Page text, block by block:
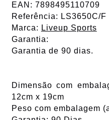
EAN: 7898495110709
Referência: LS3650C/F
Marca: Liveup Sports
Garantia:
Garantia de 90 dias.
Dimensão com
12cm x 19cm
Peso com embalagem